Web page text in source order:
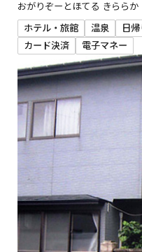
おがりぞーとほてる きららか
ホテル・旅館
温泉 日
カード決済
電子マネー